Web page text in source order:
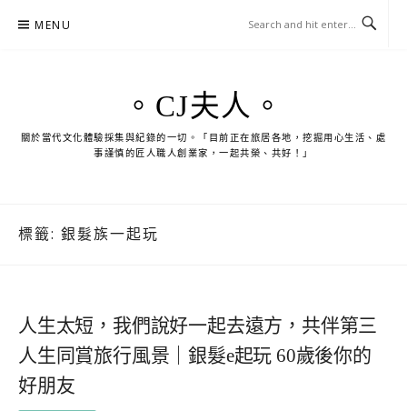
MENU
。CJ夫人。
關於當代文化體驗採集與紀錄的一切。「目前正在旅居各地，挖掘用心生活、處
事謹慎的匠人職人創業家，一起共榮、共好！」
標籤: 銀髮族一起玩
人生太短，我們說好一起去遠方，共伴第三
人生同賞旅行風景｜銀髮e起玩 60歲後你的
好朋友